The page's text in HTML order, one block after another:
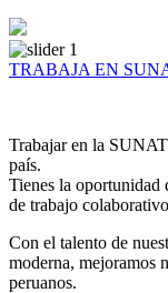
TRABAJA EN
Trabajar en la
país.
Tienes la oportunidad
de trabajo
Con el talento de
moderna, mejoramos
peruanos.